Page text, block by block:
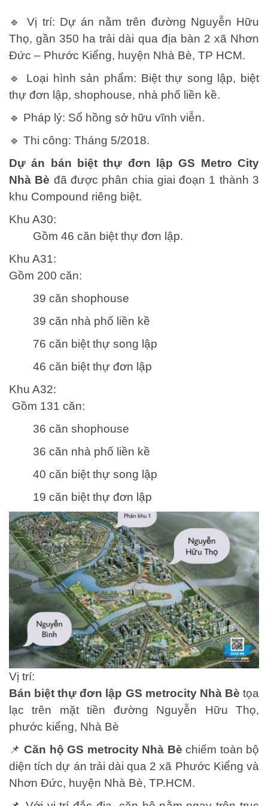
🔹Vị trí: Dự án nằm trên đường Nguyễn Hữu
Thọ, gần 350 ha trải dài qua địa bàn 2 xã Nhơn
Đức – Phước Kiểng, huyện Nhà Bè, TP HCM.
🔹 Loại hình sản phẩm: Biệt thự song lập, biệt
thự đơn lập, shophouse, nhà phố liền kề.
🔹 Pháp lý: Sổ hồng sở hữu vĩnh viễn.
🔹 Thi công: Tháng 5/2018.
Dự án bán biệt thự đơn lập GS Metro City
Nhà Bè đã được phân chia giai đoạn 1 thành 3
khu Compound riêng biệt.
Khu A30:
Gồm 46 căn biệt thự đơn lập.
Khu A31:
Gồm 200 căn:
39 căn shophouse
39 căn nhà phố liền kề
76 căn biệt thự song lập
46 căn biệt thự đơn lập
Khu A32:
Gồm 131 căn:
36 căn shophouse
36 căn nhà phố liền kề
40 căn biệt thự song lập
19 căn biệt thự đơn lập
Vị trí:
Bán biệt thự đơn lập GS metrocity Nhà Bè tọa
lạc trên mặt tiền đường Nguyễn Hữu Thọ,
phước kiểng, Nhà Bè
📌 Căn hộ GS metrocity Nhà Bè chiếm toàn bộ
diện tích dự án trải dài qua 2 xã Phước Kiểng và
Nhơn Đức, huyện Nhà Bè, TP.HCM.